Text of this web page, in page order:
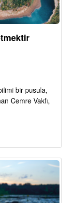
bir pusula,
Cemre Vakfı,